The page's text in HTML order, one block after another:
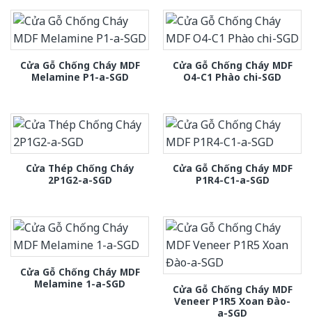
Cửa Gỗ Chống Cháy MDF
Melamine P1-a-SGD
Cửa Gỗ Chống Cháy MDF
O4-C1 Phào chi-SGD
Cửa Thép Chống Cháy
2P1G2-a-SGD
Cửa Gỗ Chống Cháy MDF
P1R4-C1-a-SGD
Cửa Gỗ Chống Cháy MDF
Melamine 1-a-SGD
Cửa Gỗ Chống Cháy MDF
Veneer P1R5 Xoan Đào-
a-SGD